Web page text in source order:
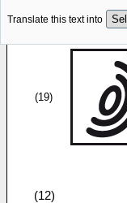
Translate this text into
(19)
(12)